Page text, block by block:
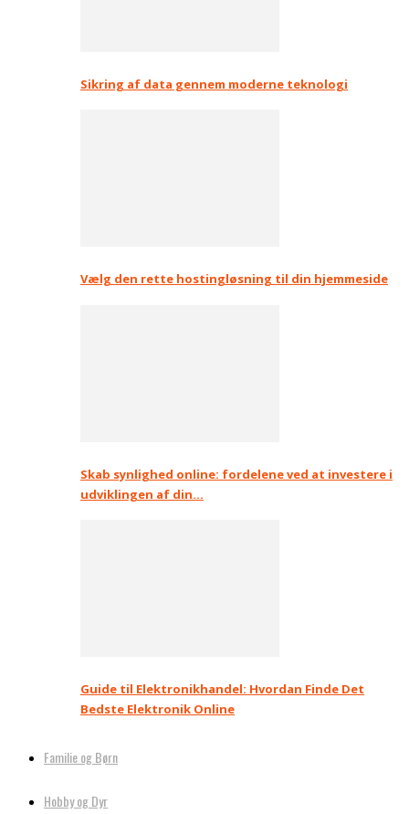
Sikring af data gennem moderne teknologi
Vælg den rette hostingløsning til din hjemmeside
Skab synlighed online: fordelene ved at investere i
udviklingen af din…
Guide til Elektronikhandel: Hvordan Finde Det
Bedste Elektronik Online
Familie og Børn
Hobby og Dyr